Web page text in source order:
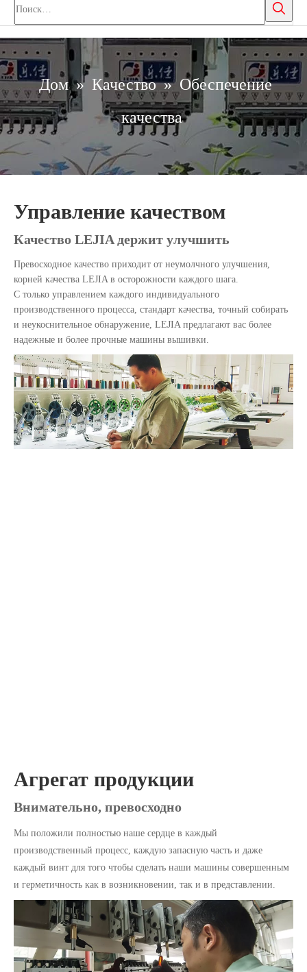
Дом » Качество » Обеспечение
качества
Управление качеством
Качество LEJIA держит улучшить
Превосходное качество приходит от неумолчного улучшения,
корней качества LEJIA в осторожности каждого шага.
С только управлением каждого индивидуального
производственного процесса, стандарт качества, точный собирать
и неукоснительное обнаружение, LEJIA предлагают вас более
надежные и более прочные машины вышивки.
Агрегат продукции
Внимательно, превосходно
Мы положили полностью наше сердце в каждый
производственный процесс, каждую запасную часть и даже
каждый винт для того чтобы сделать наши машины совершенным
и герметичность как в возникновении, так и в представлении.